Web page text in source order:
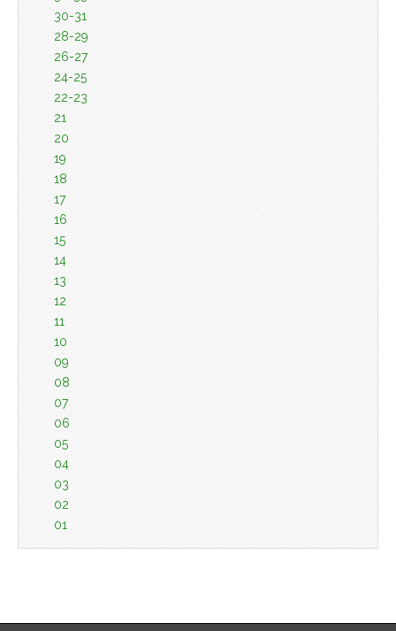
30-31
28-29
26-27
24-25
22-23
21
20
19
18
17
16
15
14
13
12
11
10
09
08
07
06
05
04
03
02
01